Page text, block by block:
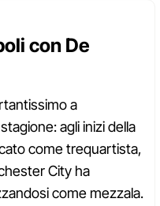
con De
a
agli inizi della
come trequartista,
City ha
come mezzala.